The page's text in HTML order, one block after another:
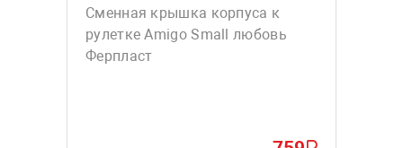
Сменная крышка корпуса к
рулетке Amigo Small любовь
Ферпласт